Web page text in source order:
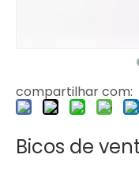
compartilhar com:
Bicos de